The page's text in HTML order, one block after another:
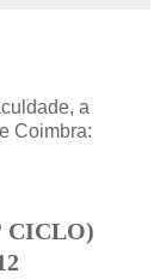
a
Coimbra:
CICLO)